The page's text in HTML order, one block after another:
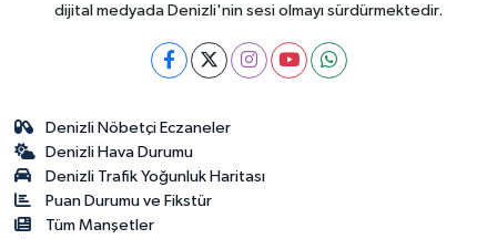
dijital medyada Denizli'nin sesi olmayı sürdürmektedir.
Denizli Nöbetçi Eczaneler
Denizli Hava Durumu
Denizli Trafik Yoğunluk Haritası
Puan Durumu ve Fikstür
Tüm Manşetler